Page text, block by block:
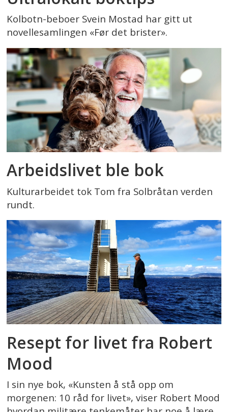
Kolbotn-beboer Svein Mostad har gitt ut
novellesamlingen «Før det brister».
Arbeidslivet ble bok
Kulturarbeidet tok Tom fra Solbråtan verden
rundt.
Resept for livet fra Robert
Mood
I sin nye bok, «Kunsten å stå opp om
morgenen: 10 råd for livet», viser Robert Mood